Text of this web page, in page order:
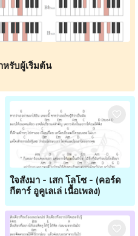
หรับผู้เริ่มต้น
ใจสั่งมา - เสก โลโซ - (คอร์ด
กีตาร์ อูคูเลเล่ เนื้อเพลง)